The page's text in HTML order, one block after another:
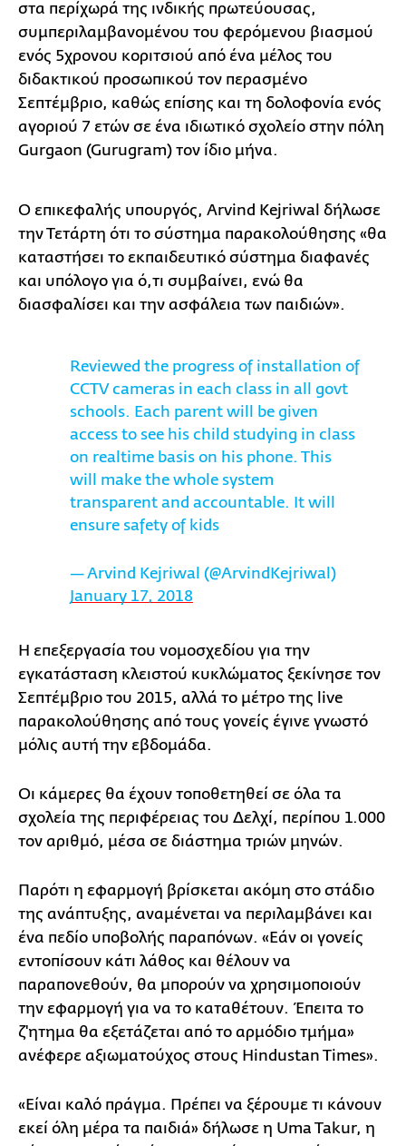
στα περίχωρά της ινδικής πρωτεύουσας,
συμπεριλαμβανομένου του φερόμενου βιασμού
ενός 5χρονου κοριτσιού από ένα μέλος του
διδακτικού προσωπικού τον περασμένο
Σεπτέμβριο, καθώς επίσης και τη δολοφονία ενός
αγοριού 7 ετών σε ένα ιδιωτικό σχολείο στην πόλη
Gurgaon (Gurugram) τον ίδιο μήνα.
Ο επικεφαλής υπουργός, Arvind Kejriwal δήλωσε
την Τετάρτη ότι το σύστημα παρακολούθησης «θα
καταστήσει το εκπαιδευτικό σύστημα διαφανές
και υπόλογο για ό,τι συμβαίνει, ενώ θα
διασφαλίσει και την ασφάλεια των παιδιών».
Reviewed the progress of installation of
CCTV cameras in each class in all govt
schools. Each parent will be given
access to see his child studying in class
on realtime basis on his phone. This
will make the whole system
transparent and accountable. It will
ensure safety of kids
— Arvind Kejriwal (@ArvindKejriwal)
January 17, 2018
Η επεξεργασία του νομοσχεδίου για την
εγκατάσταση κλειστού κυκλώματος ξεκίνησε τον
Σεπτέμβριο του 2015, αλλά το μέτρο της live
παρακολούθησης από τους γονείς έγινε γνωστό
μόλις αυτή την εβδομάδα.
Οι κάμερες θα έχουν τοποθετηθεί σε όλα τα
σχολεία της περιφέρειας του Δελχί, περίπου 1.000
τον αριθμό, μέσα σε διάστημα τριών μηνών.
Παρότι η εφαρμογή βρίσκεται ακόμη στο στάδιο
της ανάπτυξης, αναμένεται να περιλαμβάνει και
ένα πεδίο υποβολής παραπόνων. «Εάν οι γονείς
εντοπίσουν κάτι λάθος και θέλουν να
παραπονεθούν, θα μπορούν να χρησιμοποιούν
την εφαρμογή για να το καταθέτουν. Έπειτα το
ζ'ητημα θα εξετάζεται από το αρμόδιο τμήμα»
ανέφερε αξιωματούχος στους Hindustan Times».
«Είναι καλό πράγμα. Πρέπει να ξέρουμε τι κάνουν
εκεί όλη μέρα τα παιδιά» δήλωσε η Uma Takur, η